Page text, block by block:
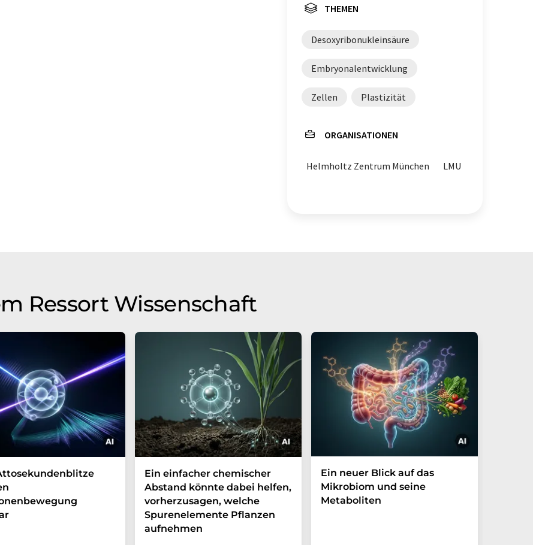
THEMEN
Desoxyribonukleinsäure
Embryonalentwicklung
Zellen Plastizität
ORGANISATIONEN
Helmholtz Zentrum München LMU
Ressort Wissenschaft
Ein einfacher chemischer
Abstand könnte dabei helfen,
vorherzusagen, welche
Spurenelemente Pflanzen
aufnehmen
Ein neuer Blick auf das
Mikrobiom und seine
Metaboliten